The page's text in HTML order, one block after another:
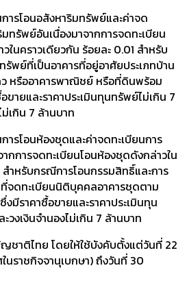
การโอนอสังหาริมทรัพย์และค่าจด
ทรัพย์อันเนื่องมาจากการจดทะเบียน
นคราวเดียวกัน ร้อยละ 0.01 สำหรับ
พย์ที่เป็นอาคารที่อยู่อาศัยประเภทบ้าน
หรืออาคารพาณิชย์ หรือที่ดินพร้อม
ขายและราคาประเมินทุนทรัพย์ไม่เกิน 7
ม่เกิน 7 ล้านบาท
ารโอนห้องชุดและค่าจดทะเบียนการ
กการจดทะเบียนโอนห้องชุดดังกล่าวใน
สำหรับกรณีการโอนกรรมสิทธิ์และการ
จดทะเบียนนิติบุคคลอาคารชุดตาม
มีราคาซื้อขายและราคาประเมินทุน
วงเงินจำนองไม่เกิน 7 ล้านบาท
ชาติไทย โดยให้ใช้บังคับตั้งแต่วันที่ 22
นราชกิจจานุเบกษา) ถึงวันที่ 30